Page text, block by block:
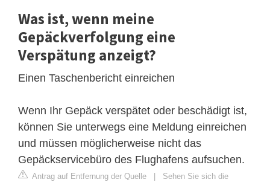
Was ist, wenn meine
Gepäckverfolgung eine
Verspätung anzeigt?
Einen Taschenbericht einreichen
Wenn Ihr Gepäck verspätet oder beschädigt ist,
können Sie unterwegs eine Meldung einreichen
und müssen möglicherweise nicht das
Gepäckservicebüro des Flughafens aufsuchen.
Antrag auf Entfernung der Quelle | Sehen Sie sich die